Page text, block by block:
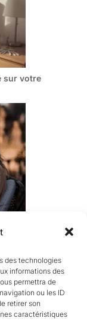
des technologies
informations des
permettra de
ou les ID
retirer son
caractéristiques
sur votre